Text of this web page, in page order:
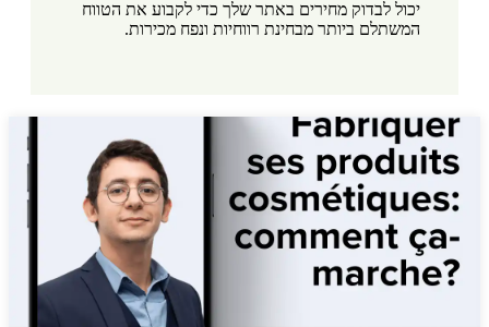
יכול לבדוק מחירים באתר שלך כדי לקבוע את הטווח
המשתלם ביותר מבחינת רווחיות ונפח מכירות.